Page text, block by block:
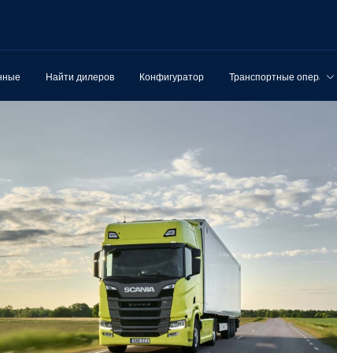
Найти дилеров Конфигуратор Транспортные